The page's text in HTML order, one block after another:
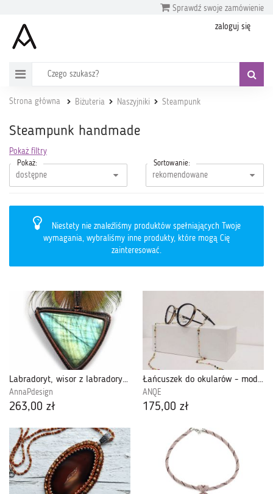
Sprawdź swoje zamówienie
zaloguj się
Strona główna Biżuteria Naszyjniki Steampunk
Steampunk handmade
Pokaż filtry
Pokaż: Sortowanie:
Niestety nie znaleźliśmy produktów spełniających Twoje
wymagania, wybraliśmy inne produkty, które mogą Cię
zainteresować.
Labradoryt, wisor z labradorytem miedziany
AnnaPdesign
263,00 zł
Łańcuszek do okularów - model 1
ANQE
175,00 zł